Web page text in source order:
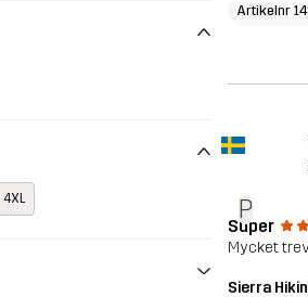
4XL
Artikelnr
P
Super
Mycket
Sierra